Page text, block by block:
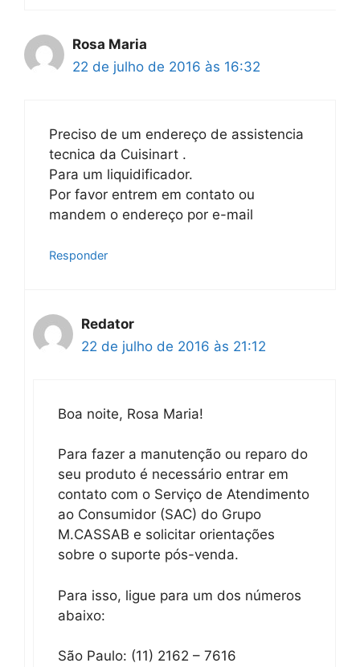
Rosa Maria
22 de julho de 2016 às 16:32
Preciso de um endereço de assistencia
tecnica da Cuisinart .
Para um liquidificador.
Por favor entrem em contato ou
mandem o endereço por e-mail
Responder
Redator
22 de julho de 2016 às 21:12
Boa noite, Rosa Maria!
Para fazer a manutenção ou reparo do
seu produto é necessário entrar em
contato com o Serviço de Atendimento
ao Consumidor (SAC) do Grupo
M.CASSAB e solicitar orientações
sobre o suporte pós-venda.
Para isso, ligue para um dos números
abaixo:
São Paulo: (11) 2162 – 7616